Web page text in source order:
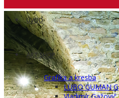
ÚVOD
ART SHOP
Grafika a kresba
LUBO GUMAN G